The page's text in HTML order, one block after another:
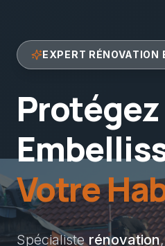
EXPERT RÉNOVATION
Protégez
Votre
Spécialisterénovation,